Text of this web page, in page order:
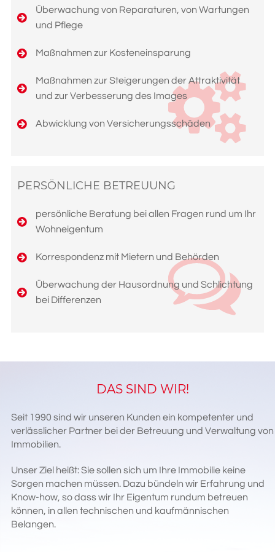
Überwachung von Reparaturen, von Wartungen
und Pflege
Maßnahmen zur Kosteneinsparung
Maßnahmen zur Steigerungen der Attraktivität
und zur Verbesserung des Images
Abwicklung von Versicherungsschäden
PERSÖNLICHE BETREUUNG
persönliche Beratung bei allen Fragen rund um Ihr
Wohneigentum
Korrespondenz mit Mietern und Behörden
Überwachung der Hausordnung und Schlichtung
bei Differenzen
DAS SIND WIR!
Seit 1990 sind wir unseren Kunden ein kompetenter und
verlässlicher Partner bei der Betreuung und Verwaltung von
Immobilien.
Unser Ziel heißt: Sie sollen sich um Ihre Immobilie keine
Sorgen machen müssen. Dazu bündeln wir Erfahrung und
Know-how, so dass wir Ihr Eigentum rundum betreuen
können, in allen technischen und kaufmännischen
Belangen.